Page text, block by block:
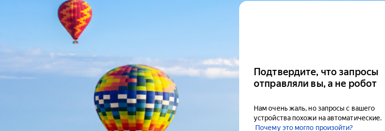
Подтвердите, что запросы
отправляли вы, а не робот
Нам очень жаль, но запросы с вашего
устройства похожи на автоматические.
Почему это могло произойти?